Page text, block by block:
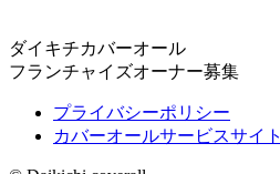
ダイキチカバーオール
フランチャイズオーナー募集
プライバシーポリシー
カバーオールサービスサイト